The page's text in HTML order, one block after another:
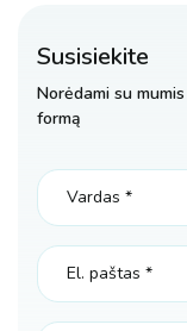
Susisiekite
Norėdami su
formą